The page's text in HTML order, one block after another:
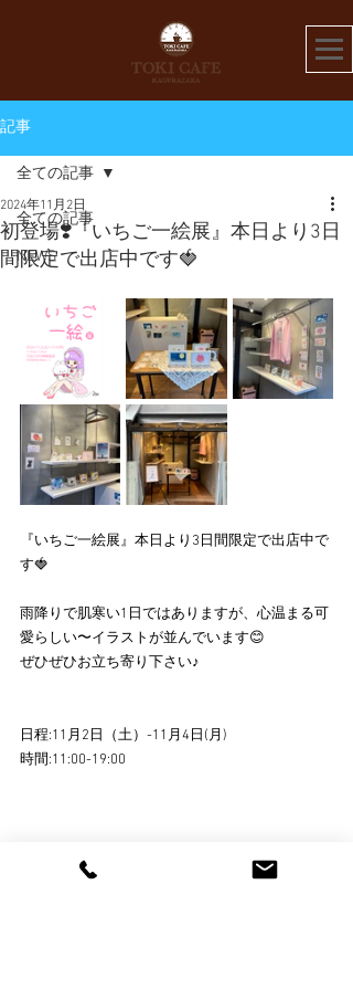
記事
全ての記事
NEWS
全ての記事
初登場❣️『いちご一絵展』本日より3日
間限定で出店中です🍓
2024年11月2日
『いちご一絵展』本日より3日間限定で出店中で
す🍓
雨降りで肌寒い1日ではありますが、心温まる可
愛らしい〜イラストが並んでいます😊
ぜひぜひお立ち寄り下さい♪
日程:11月2日（土）-11月4日(月)
時間:11:00-19:00